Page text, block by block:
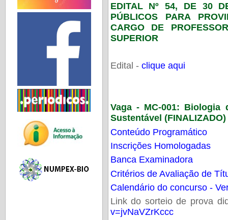
EDITAL Nº 54, DE 30
PÚBLICOS PARA
CARGO DE
SUPERIOR
Edital - clique aqui
Vaga - MC-001: Biologia
Sustentável (FINALIZADO)
Conteúdo Programático
Inscrições Homologadas
Banca Examinadora
Critérios de Avaliação de
Calendário do concurso -
Link do sorteio de prova
v=jvNaVZrKccc